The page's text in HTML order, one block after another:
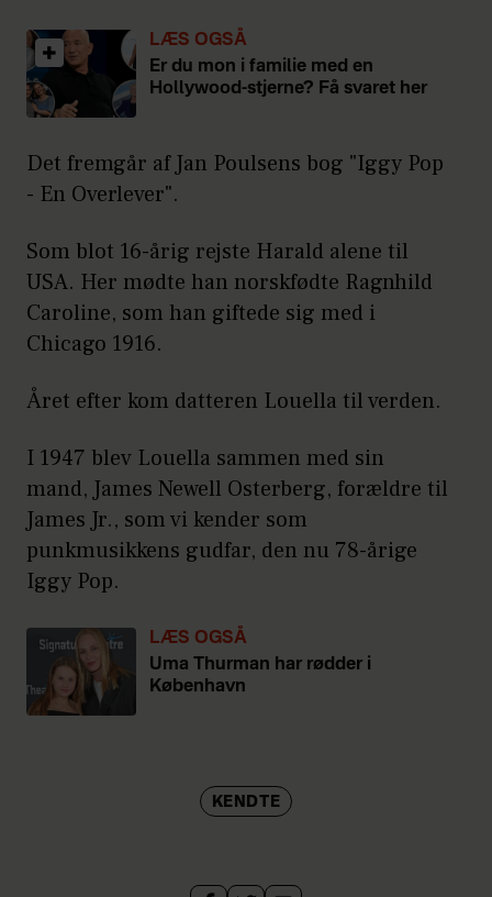
LÆS OGSÅ
Er du mon i familie med en
Hollywood-stjerne? Få svaret her
Det fremgår af Jan Poulsens bog "Iggy Pop
- En Overlever".
Som blot 16-årig rejste Harald alene til
USA. Her mødte han norskfødte Ragnhild
Caroline, som han giftede sig med i
Chicago 1916.
Året efter kom datteren Louella til verden.
I 1947 blev Louella sammen med sin
mand, James Newell Osterberg, forældre til
James Jr., som vi kender som
punkmusikkens gudfar, den nu 78-årige
Iggy Pop.
LÆS OGSÅ
Uma Thurman har rødder i
København
KENDTE